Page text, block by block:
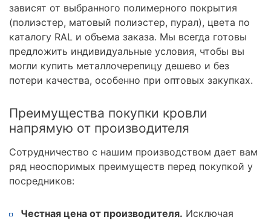
зависят от выбранного полимерного покрытия
(полиэстер, матовый полиэстер, пурал), цвета по
каталогу RAL и объема заказа. Мы всегда готовы
предложить индивидуальные условия, чтобы вы
могли купить металлочерепицу дешево и без
потери качества, особенно при оптовых закупках.
Преимущества покупки кровли
напрямую от производителя
Сотрудничество с нашим производством дает вам
ряд неоспоримых преимуществ перед покупкой у
посредников:
Честная цена от производителя. Исключая